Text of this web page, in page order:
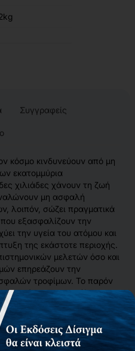
Συγγραφείς
κόσμο κινδυνεύουν από μη
εκατομμύρια
χιλιάδες χάνουν τη ζωή
μη ασφαλή
λοιπόν, σώζει πραγματικά
εξασφαλίζουν την
την υγεία του ατόμου και
της εκάστοτε περιοχής.
μελετών όσο και
επηρεάζουν την
τροφίμων. Το παρόν
ένα μέρος του συνόλου των
την ασφάλεια τροφίμων
και προβλήματα
κάποιος που ασχολείται με